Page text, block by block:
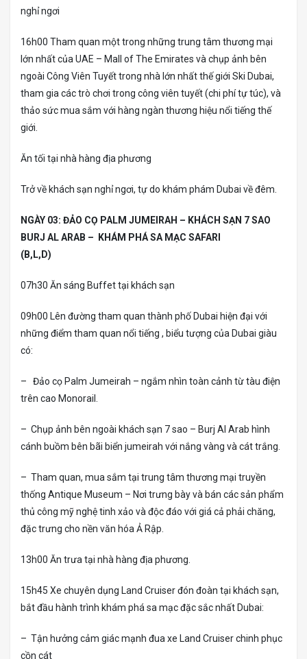
nghỉ ngơi
16h00 Tham quan một trong những trung tâm thương mại
lớn nhất của UAE – Mall of The Emirates và chụp ảnh bên
ngoài Công Viên Tuyết trong nhà lớn nhất thế giới Ski Dubai,
tham gia các trò chơi trong công viên tuyết (chi phí tự túc), và
thảo sức mua sắm với hàng ngàn thương hiệu nổi tiếng thế
giới.
Ăn tối tại nhà hàng địa phương
Trở về khách sạn nghỉ ngơi, tự do khám phám Dubai về đêm.
NGÀY 03: ĐẢO CỌ PALM JUMEIRAH – KHÁCH SẠN 7 SAO
BURJ AL ARAB – KHÁM PHÁ SA MẠC SAFARI
(B,L,D)
07h30 Ăn sáng Buffet tại khách sạn
09h00 Lên đường tham quan thành phố Dubai hiện đại với
những điểm tham quan nổi tiếng , biểu tượng của Dubai giàu
có:
– Đảo cọ Palm Jumeirah – ngắm nhìn toàn cảnh từ tàu điện
trên cao Monorail.
– Chụp ảnh bên ngoài khách sạn 7 sao – Burj Al Arab hình
cánh buồm bên bãi biển jumeirah với nắng vàng và cát trắng.
– Tham quan, mua sắm tại trung tâm thương mại truyền
thống Antique Museum – Nơi trưng bày và bán các sản phẩm
thủ công mỹ nghệ tinh xảo và độc đáo với giá cả phải chăng,
đặc trưng cho nền văn hóa Ả Rập.
13h00 Ăn trưa tại nhà hàng địa phương.
15h45 Xe chuyên dụng Land Cruiser đón đoàn tại khách sạn,
bắt đầu hành trình khám phá sa mạc đặc sắc nhất Dubai:
– Tận hưởng cảm giác mạnh đua xe Land Cruiser chinh phục
cồn cát